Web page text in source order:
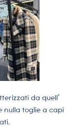
da quell’
nulla toglie a capi